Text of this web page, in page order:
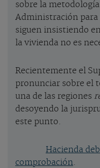
sobre la
Administración
siguen insistiendo
la vivienda no es
Recientemente el
pronunciar sobre el
una de las regiones
desoyendo la
este punto.
Hacienda
comprobación.